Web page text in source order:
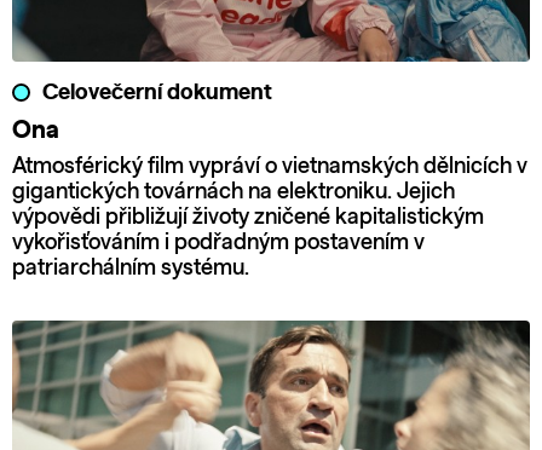
Celovečerní dokument
Ona
Atmosférický film vypráví o vietnamských dělnicích v
gigantických továrnách na elektroniku. Jejich
výpovědi přibližují životy zničené kapitalistickým
vykořisťováním i podřadným postavením v
patriarchálním systému.